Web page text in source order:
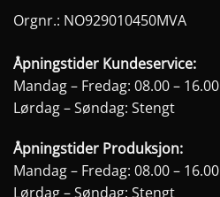
Orgnr.: NO929010450MVA
Åpningstider Kundeservice:
Mandag – Fredag: 08.00 – 16.00
Lørdag – Søndag: Stengt
Åpningstider Produksjon:
Mandag – Fredag: 08.00 – 16.00
Lørdag – Søndag: Stengt